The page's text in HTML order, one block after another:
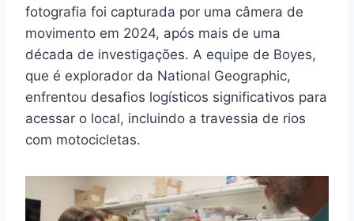
fotografia foi capturada por uma câmera de
movimento em 2024, após mais de uma
década de investigações. A equipe de Boyes,
que é explorador da National Geographic,
enfrentou desafios logísticos significativos para
acessar o local, incluindo a travessia de rios
com motocicletas.